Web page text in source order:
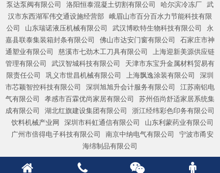
泵达泵阀有限公司
洛阳恒泰混凝土切割有限公司 哈尔滨冷冻厂 武
汉市东西湖军伟交通设施经营部
峨眉山市百分百水力节能科技有限
公司
山东瑞诺液压机械有限公司 武汉博欧特生物科技有限公司
永
嘉县联泰集装箱封条有限公司
佛山市达安门窗有限公司
石家庄市神
通塑业有限公司
慈溪市七劲木工刀具有限公司
上海迎新美源供应链
管理有限公司
武汉智城科技有限公司
天津市东宝升金属材料贸易有
限责任公司
巩义市世昌机械有限公司 上海飘逸涂装有限公司
深圳
市芯颖智控科技有限公司
深圳旭旭升会计服务有限公司
江苏南铝电
气有限公司
孝感市百霖优尚家居有限公司
苏州佰尚舒适家居系统集
成有限公司
湖北红旗建设集团有限公司
浙江经纬彩色印务有限公司
饮料机械产业网
深圳市科虹通信有限公司
山东利蒙药业有限公司
广州市倍得电子科技有限公司
南京中纳电气有限公司
宁波市甬安
海绵制品有限公司